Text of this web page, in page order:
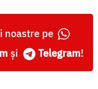
noastre pe
și Telegram!